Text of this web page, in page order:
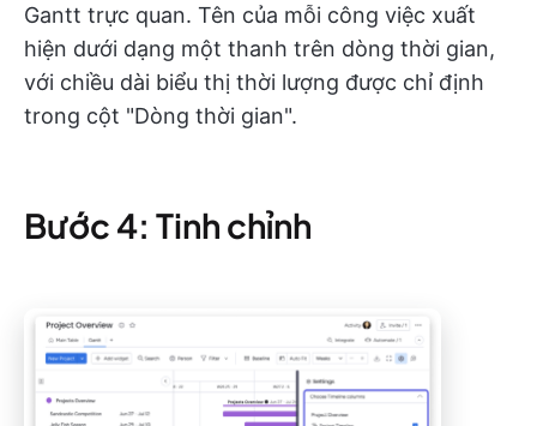
Gantt trực quan. Tên của mỗi công việc xuất
hiện dưới dạng một thanh trên dòng thời gian,
với chiều dài biểu thị thời lượng được chỉ định
trong cột "Dòng thời gian".
Bước 4: Tinh chỉnh